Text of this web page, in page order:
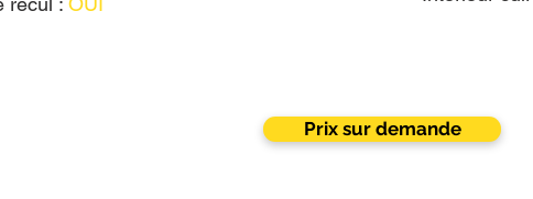
Prix sur demande